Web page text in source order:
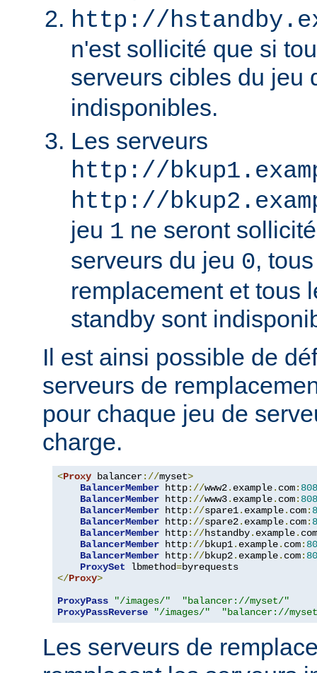
http://
n'est sollicité que si
serveurs cibles du jeu
indisponibles.
Les serveurs
http://
http://
jeu 1 ne seront
serveurs du jeu 0,
remplacement et tous
standby sont
Il est ainsi possible de
serveurs de
pour chaque jeu de
charge.
<Proxy balancer://myset>
BalancerMember http://www2. example. com:
BalancerMember http://www3. example. com:
BalancerMember http://spare1. example. com:
BalancerMember http://spare2. example. com:
BalancerMember http://hstandby. example. com
BalancerMember http://bkup1. example. com:
BalancerMember http://bkup2. example. com:
ProxySet lbmethod=
</Proxy>
ProxyPass
"/images/"
"balancer://myset/"
ProxyPassReverse
"/images/" "balancer://
Les serveurs de